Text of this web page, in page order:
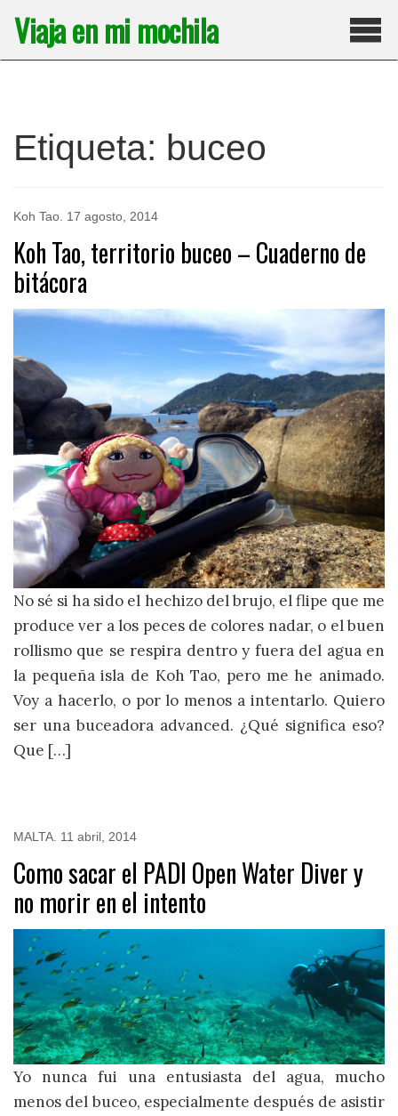
contenido
Viaja en mi mochila
Etiqueta: buceo
Koh Tao 17 agosto, 2014
Koh Tao, territorio buceo – Cuaderno de
bitácora
No sé si ha sido el hechizo del brujo, el flipe que me
produce ver a los peces de colores nadar, o el buen
rollismo que se respira dentro y fuera del agua en
la pequeña isla de Koh Tao, pero me he animado.
Voy a hacerlo, o por lo menos a intentarlo. Quiero
ser una buceadora advanced. ¿Qué significa eso?
Que […]
MALTA 11 abril, 2014
Como sacar el PADI Open Water Diver y
no morir en el intento
Yo nunca fui una entusiasta del agua, mucho
menos del buceo, especialmente después de asistir